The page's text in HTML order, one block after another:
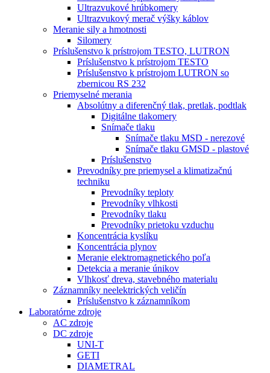
Ultrazvukové hrúbkomery
Ultrazvukový merač výšky káblov
Meranie sily a hmotnosti
Silomery
Príslušenstvo k prístrojom TESTO, LUTRON
Príslušenstvo k prístrojom TESTO
Príslušenstvo k prístrojom LUTRON so
zbernicou RS 232
Priemyselné merania
Absolútny a diferenčný tlak, pretlak, podtlak
Digitálne tlakomery
Snímače tlaku
Snímače tlaku MSD - nerezové
Snímače tlaku GMSD - plastové
Príslušenstvo
Prevodníky pre priemysel a klimatizačnú
techniku
Prevodníky teploty
Prevodníky vlhkosti
Prevodníky tlaku
Prevodníky prietoku vzduchu
Koncentrácia kyslíku
Koncentrácia plynov
Meranie elektromagnetického poľa
Detekcia a meranie únikov
Vlhkosť dreva, stavebného materialu
Záznamníky neelektrických veličín
Príslušenstvo k záznamníkom
Laboratórne zdroje
AC zdroje
DC zdroje
UNI-T
GETI
DIAMETRAL